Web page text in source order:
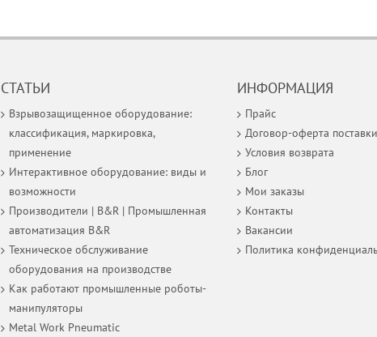
СТАТЬИ
Взрывозащищенное оборудование:
классификация, маркировка,
применение
Интерактивное оборудование: виды и
возможности
Производители | B&R | Промышленная
автоматизация B&R
Техническое обслуживание
оборудования на производстве
Как работают промышленные роботы-
манипуляторы
Metal Work Pneumatic
ИНФОРМАЦИЯ
Прайс
Договор-оферта поставки
Условия возврата
Блог
Мои заказы
Контакты
Вакансии
Политика